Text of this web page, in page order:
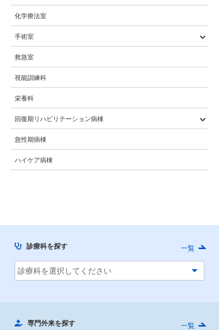
化学療法室
手術室
救急室
視能訓練科
栄養科
回復期リハビリテーション病棟
急性期病棟
ハイケア病棟
診療科を探す 一覧
専門外来を探す 一覧